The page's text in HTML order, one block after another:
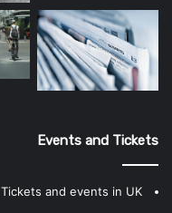
Events and Tickets
Tickets and events in UK